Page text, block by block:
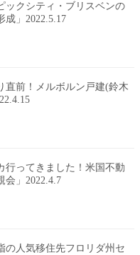
ックシティ・ブリスベンの
成」2022.5.17
直前！メルボルン戸建(鈴木
行ってきました！米国不動
会」2022.4.7
の人気移住先フロリダ州セ